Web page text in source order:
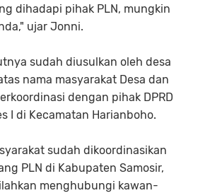
dihadapi pihak PLN, mungkin
ujar Jonni.
sudah diusulkan oleh desa
nama masyarakat Desa dan
dengan pihak DPRD
I di Kecamatan Harianboho.
sudah dikoordinasikan
PLN di Kabupaten Samosir,
menghubungi kawan-